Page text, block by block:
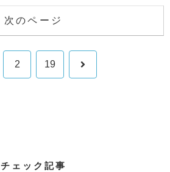
次のページ
2 19 次
チェック記事